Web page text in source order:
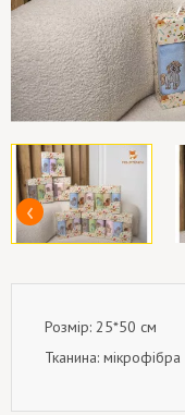
Розмір: 25*50 см
Тканина: мікрофібра